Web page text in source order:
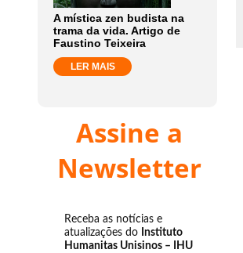
A mística zen budista na
trama da vida. Artigo de
Faustino Teixeira
LER MAIS
Assine a
Newsletter
Receba as notícias e
atualizações do Instituto
Humanitas Unisinos – IHU